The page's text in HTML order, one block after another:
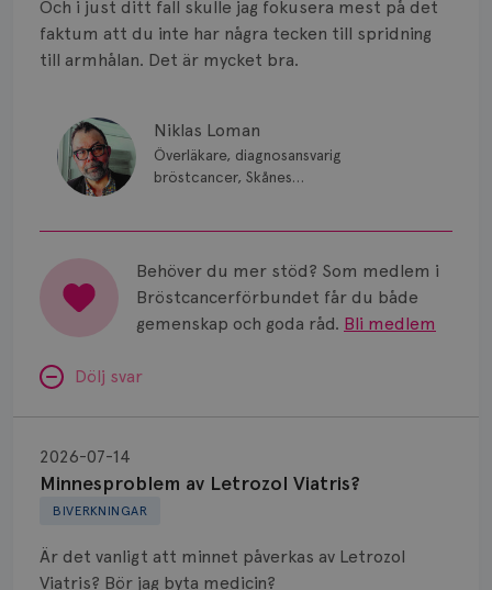
Och i just ditt fall skulle jag fokusera mest på det
faktum att du inte har några tecken till spridning
till armhålan. Det är mycket bra.
Niklas Loman
Överläkare, diagnosansvarig
bröstcancer, Skånes
Behöver du mer stöd? Som medlem i
Bröstcancerförbundet får du både
gemenskap och goda råd. Bli medlem
Dölj svar
BIVERKNINGAR
Minnesproblem av Letrozol Viatris?
2026-07-14
Är det vanligt att minnet påverkas av Letrozol
Viatris? Bör jag byta medicin?
Letrozol
Viatris?